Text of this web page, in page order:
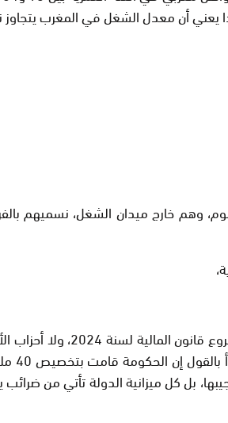
أكتفي بهذا المقدار، إن وضع
بل كل ميزانية الدولة تأتي من